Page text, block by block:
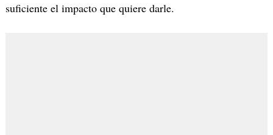
suficiente el impacto que quiere darle.